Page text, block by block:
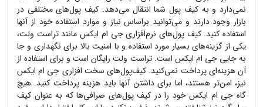
نمی‌دارد و به کیف پول شما انتقال می‌دهد. کیف پول‌های مختلفی در
بازار وجود دارند و می‌توانید براساس نیاز و موارد استفاده خود از آنها
استفاده کنید. کیف پول‌های نرم‌افزاریجی ام ایکسمانند تراست ولت،
یکی از گزینه‌های بسیار مورد استفاده و با امنیت بالا برای نگهداری و جا
به جاییجی ام ایکس است. تراست ولت رایگان است و برای استفاده از
آن هزینه‌ای پرداخت نمی‌کنید. کیف‌پول‌های سخت افزاری جی ام ایکس
نیز، امن‌تر هستند، اما برای داشتن آنها باید هزینه پرداخت کنید. هیچ
گاه جی ام ایکسخود را در کیف پول‌های صرافی‌ها که به عنوان کیف